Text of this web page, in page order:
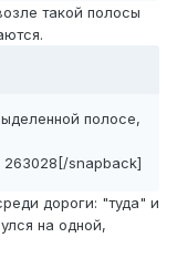
такой полосы
полосе,
263028[/snapback]
дороги: "туда" и
на одной,